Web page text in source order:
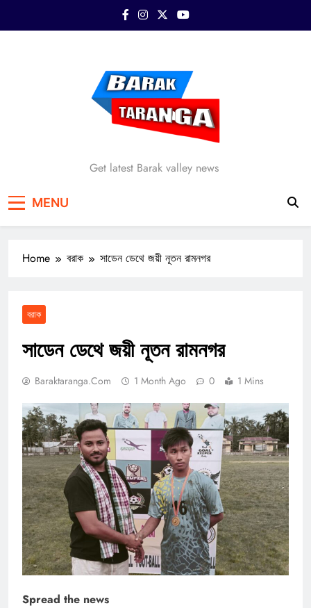
Barak Taranga
Get latest Barak valley news
MENU
Home বরাক সাডেন ডেথে জয়ী নূতন রামনগর
বরাক
সাডেন ডেথে জয়ী নূতন রামনগর
Baraktaranga.com 1 Month Ago 0 1 Mins
Spread the news